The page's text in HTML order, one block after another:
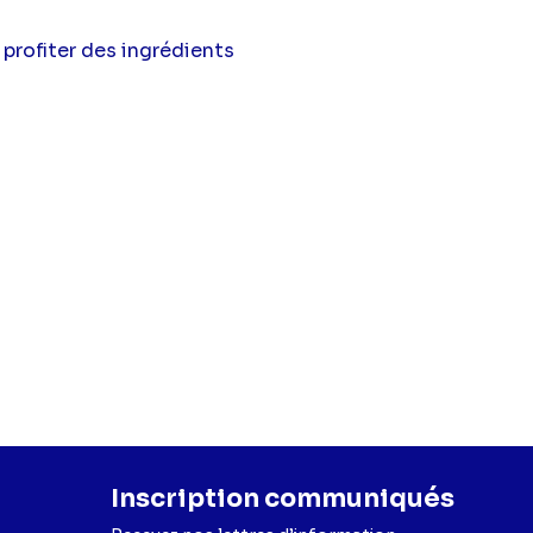
profiter des ingrédients
Inscription communiqués